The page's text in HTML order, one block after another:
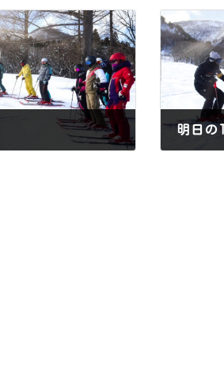
明日の